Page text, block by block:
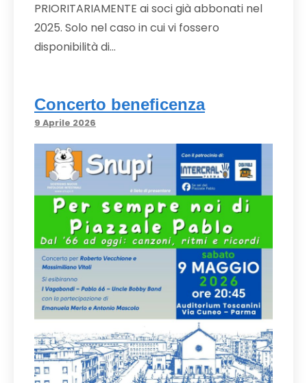
PRIORITARIAMENTE ai soci già abbonati nel
2025. Solo nel caso in cui vi fossero
disponibilità di…
Concerto beneficenza
9 Aprile 2026